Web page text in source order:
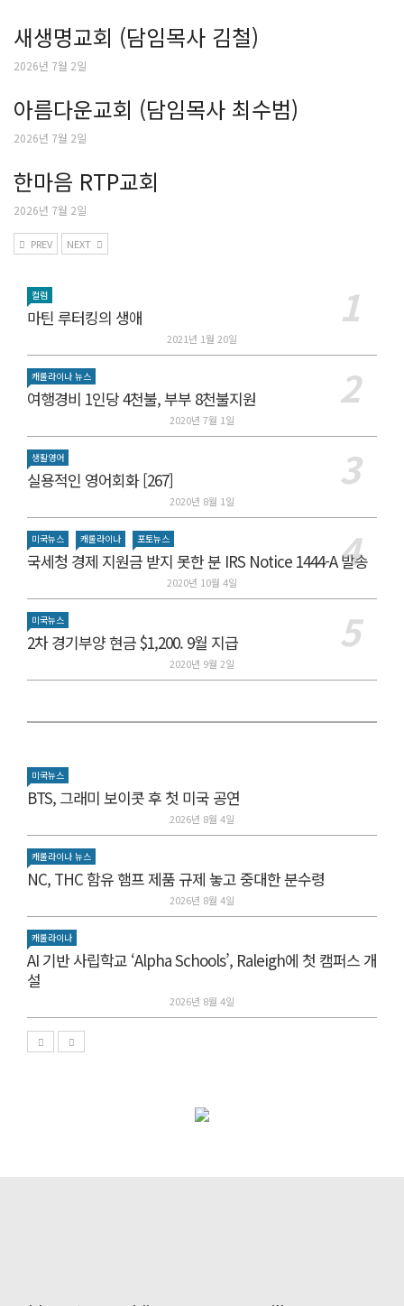
새생명교회 (담임목사 김철)
2026년 7월 2일
아름다운교회 (담임목사 최수범)
2026년 7월 2일
한마음 RTP교회
2026년 7월 2일
PREV NEXT
컬럼
마틴 루터킹의 생애
2021년 1월 20일
캐롤라이나 뉴스
여행경비 1인당 4천불, 부부 8천불지원
2020년 7월 1일
생활영어
실용적인 영어회화 [267]
2020년 8월 1일
미국뉴스 캐롤라이나 포토뉴스
국세청 경제 지원금 받지 못한 분 IRS Notice 1444-A 발송
2020년 10월 4일
미국뉴스
2차 경기부양 현금 $1,200. 9월 지급
2020년 9월 2일
미국뉴스
BTS, 그래미 보이콧 후 첫 미국 공연
2026년 8월 4일
캐롤라이나 뉴스
NC, THC 함유 햄프 제품 규제 놓고 중대한 분수령
2026년 8월 4일
캐롤라이나
AI 기반 사립학교 ‘Alpha Schools’, Raleigh에 첫 캠퍼스 개
설
2026년 8월 4일